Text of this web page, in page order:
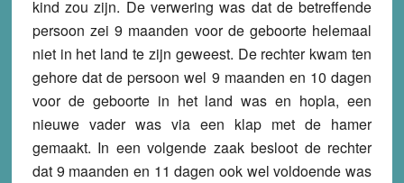
kind zou zijn. De verwering was dat de betreffende
persoon zei 9 maanden voor de geboorte helemaal
niet in het land te zijn geweest. De rechter kwam ten
gehore dat de persoon wel 9 maanden en 10 dagen
voor de geboorte in het land was en hopla, een
nieuwe vader was via een klap met de hamer
gemaakt. In een volgende zaak besloot de rechter
dat 9 maanden en 11 dagen ook wel voldoende was